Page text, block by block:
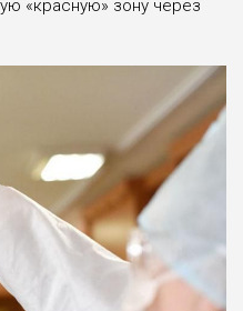
«красную» зону через